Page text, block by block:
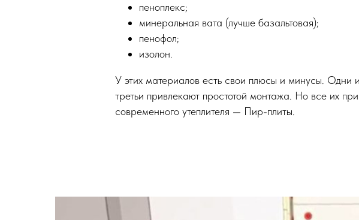
пеноплекс;
минеральная вата (лучше базальтовая);
пенофол;
изолон.
У этих материалов есть свои плюсы и минусы. Одни
третьи привлекают простотой монтажа. Но все их
современного утеплителя — Пир-плиты.